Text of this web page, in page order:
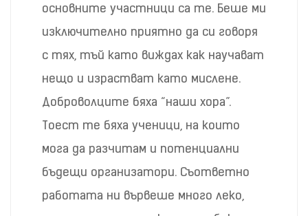
основните участници са те. Беше ми
изключително приятно да си говоря
с тях, тъй като виждах как научават
нещо и израстват като мислене.
Доброволците бяха “наши хора”.
Тоест те бяха ученици, на които
мога да разчитам и потенциални
бъдещи организатори. Съответно
работата ни вървеше много леко,